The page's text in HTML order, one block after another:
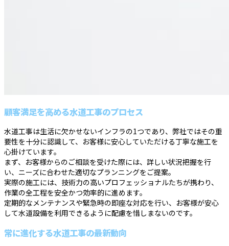
顧客満足を高める水道工事のプロセス
水道工事は生活に欠かせないインフラの1つであり、弊社ではその重
要性を十分に認識して、お客様に安心していただける丁寧な施工を
心掛けています。
まず、お客様からのご相談を受けた際には、詳しい状況把握を行
い、ニーズに合わせた適切なプランニングをご提案。
実際の施工には、技術力の高いプロフェッショナルたちが携わり、
作業の全工程を安全かつ効率的に進めます。
定期的なメンテナンスや緊急時の即座な対応を行い、お客様が安心
して水道設備を利用できるように配慮を惜しまないのです。
常に進化する水道工事の最新動向